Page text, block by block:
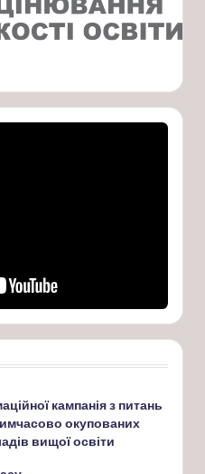
кампанія з питань
окупованих
вищої освіти